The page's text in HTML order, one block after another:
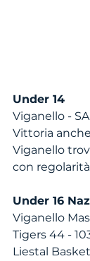
Under 14
Viganello -
Vittoria
Viganello
con regolarità
Under 16
Viganello
Tigers 44 -
Liestal